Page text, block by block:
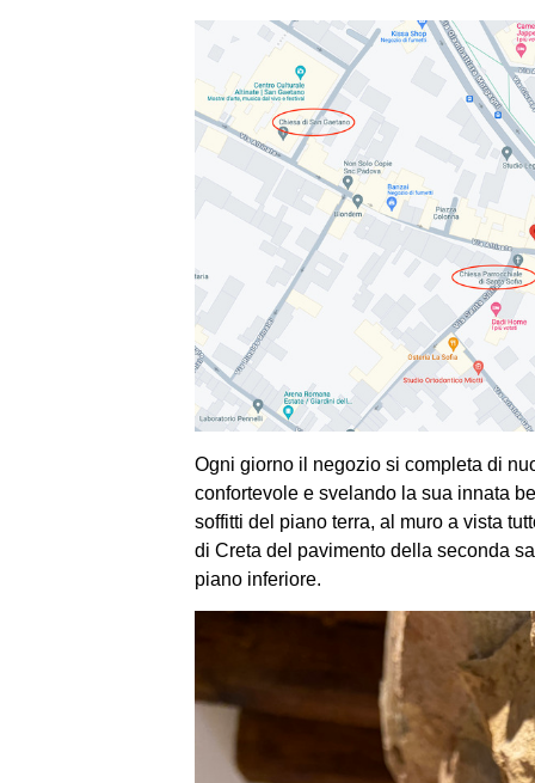
Ogni giorno il negozio si completa di
confortevole e svelando la sua innata
soffitti del piano terra, al muro a vista
di Creta del pavimento della seconda
piano inferiore.